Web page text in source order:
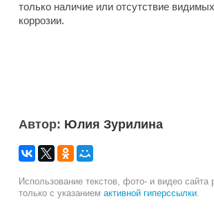
только наличие или отсутствие
коррозии.
Автор: Юлия Зурилина
Использование текстов, фото- и видео сайта
только с указанием активной гиперссылки.